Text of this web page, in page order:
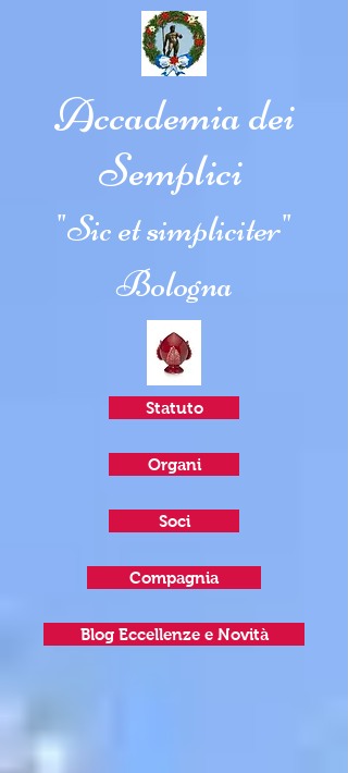
Accademia dei
Semplici
"Sic et simpliciter"
Bologna
Statuto
Organi
Soci
Compagnia
Blog Eccellenze e Novità